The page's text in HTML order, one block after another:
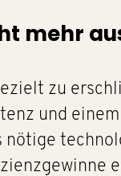
mehr
zu
und